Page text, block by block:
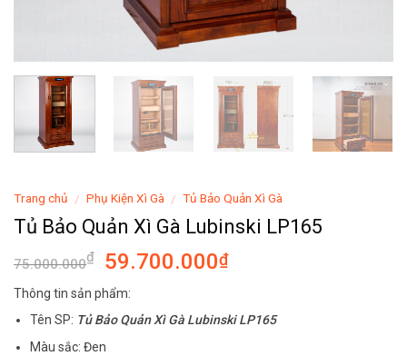
Trang chủ / Phụ Kiện Xì Gà / Tủ Bảo Quản Xì Gà
Tủ Bảo Quản Xì Gà Lubinski LP165
75.000.000₫ 59.700.000₫
Thông tin sản phẩm:
Tên SP: Tủ Bảo Quản Xì Gà Lubinski LP165
Màu sắc: Đen